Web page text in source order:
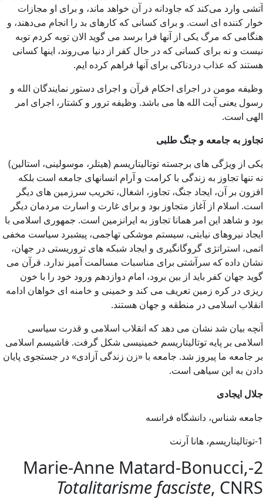
آتشی وارد می‌كند كه جاودانه در آن خواهد ماند، و برای او مجازات
خوار كننده‌ ای است. و برای كسانی كه كارهای بد را انجام می‌دهند، و
هنگامی كه مرگ يكی از آنها فرا برسد می گويد الان توبه كردم توبه
نيست و نه برای كسانی كه در حال كفر از دنيا می‌روند، اينها كسانی
هستند كه عذاب دردناكی برای آنها فراهم كرده‌ ايم.
وظیفه مومن در اجرای احکام قرآن و اجرای دستور نمایندگان الله و
رسول یعنی آیت الله ها می باشد. وظیفه ترور و کشتار، اجرای امر
الهی است.
تجاوز به جامعه و جنگ طلبی
یکی از ویژگی های برجسته توتالیتاریسم (هیتلر، موسولینی، استالین)
نه تنها تجاوز به زندگی با کرامت و آرام انسانهای جامعه است بلکه
افزون بر آن، ایجاد جنگ، تجاوز، اشغال، تخریب سرزمین های دیگر
است. اسلام از آغاز متجاوز بود و برای غارت و اسارت مردمان دیگر
بود و شاهد این امر همانا تجاوز به ایرانزمین است. جمهوری اسلامی با
ایجاد نیروهای نیابتی، سیستم موشکی تهاجمی، پیشبرد سیاست مخفی
اتمی، استراتژی گروگانگیری و ایجاد شبکه های تروریستی در جهان،
نشان داده که سرآشتی برای مناسبات مسالمت آمیز ندارد. قرآن می
گوید جهان کفر باید از بین برود، امام دوازدهم ورود خود را با خون
ریزی در کره زمین تعریف می کند و خمینی و خامنه ای خواهان ادامه
انقلاب اسلامی در منطقه و جهان هستند.
آنچه بیان شد نشان می دهد که انقلاب اسلامی و قدرت سیاسی
اسلامی بر پایه توتالیتاریسم خمینیسی شکل گرفت. فاشیسم اسلامی
بر جامعه ما پیروز شد. جامعه با «زن زندگی آزادی» در جستجوی پایان
دادن به این سیاهی است.
جلال ایجادی
جامعه شناس، دانشگاه فرانسه
1-توتالیتاریسم، هانا آرنت
2-Marie-Anne Matard-Bonucci,
Totalitarisme fasciste, CNRS